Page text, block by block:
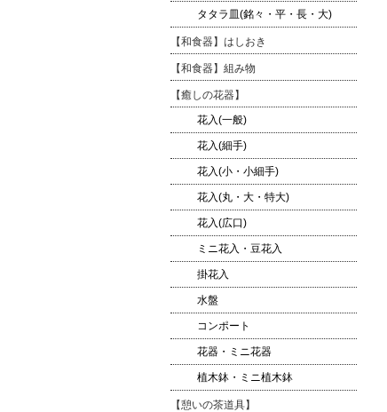
タタラ皿(銘々・平・長・大)
【和食器】はしおき
【和食器】組み物
【癒しの花器】
花入(一般)
花入(細手)
花入(小・小細手)
花入(丸・大・特大)
花入(広口)
ミニ花入・豆花入
掛花入
水盤
コンポート
花器・ミニ花器
植木鉢・ミニ植木鉢
【憩いの茶道具】